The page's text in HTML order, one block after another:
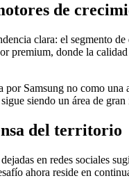
de
clara: el segmento
premium, donde la
Samsung no como
siendo un área de
del territorio
en redes sociales
ahora reside en